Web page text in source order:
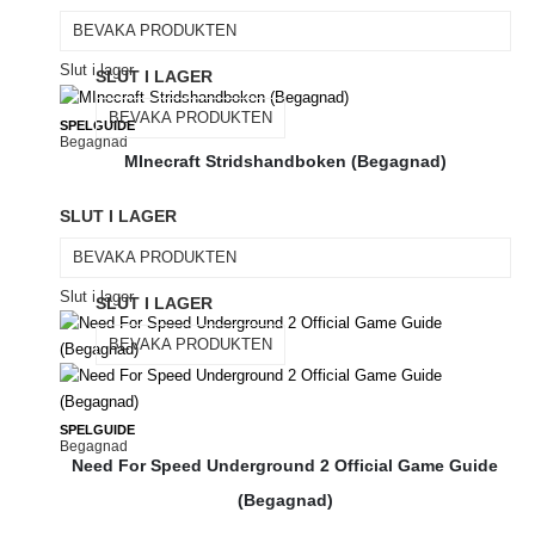
BEVAKA PRODUKTEN
Slut i lager
SPELGUIDE
Begagnad
SLUT I LAGER
BEVAKA PRODUKTEN
MInecraft Stridshandboken (Begagnad)
SLUT I LAGER
BEVAKA PRODUKTEN
Slut i lager
SPELGUIDE
Begagnad
SLUT I LAGER
BEVAKA PRODUKTEN
Need For Speed Underground 2 Official Game Guide
(Begagnad)